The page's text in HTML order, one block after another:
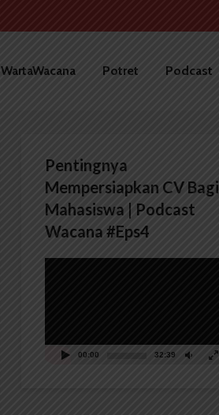
WartaWacana Potret Podcast
Pentingnya
Mempersiapkan CV Bagi
Mahasiswa | Podcast
Wacana #Eps4
00:00 32:39